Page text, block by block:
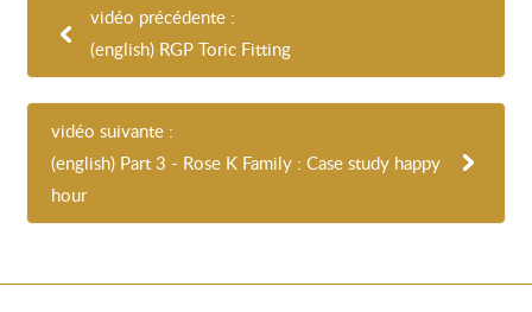
vidéo précédente :
(english) RGP Toric Fitting
vidéo suivante :
(english) Part 3 - Rose K Family : Case study happy
hour